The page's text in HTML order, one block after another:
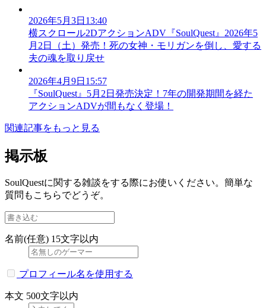
2026年5月3日13:40
横スクロール2DアクションADV『SoulQuest』2026年5
月2日（土）発売！死の女神・モリガンを倒し、愛する
夫の魂を取り戻せ
2026年4月9日15:57
『SoulQuest』5月2日発売決定！7年の開発期間を経た
アクションADVが間もなく登場！
関連記事をもっと見る
掲示板
SoulQuestに関する雑談をする際にお使いください。簡単な
質問もこちらでどうぞ。
名前(任意) 15文字以内
プロフィール名を使用する
本文 500文字以内